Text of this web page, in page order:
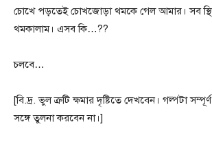
চোখে পড়তেই চোখজোড়া থমকে গেল আমার। সব
থমকালাম। এসব কি…??
চলবে…
[বি.দ্র. ভুল ত্রুটি ক্ষমার দৃষ্টিতে দেখবেন। গল্পটা
সঙ্গে তুলনা করবেন না।]